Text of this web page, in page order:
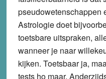
pseudowetenschappen
Astrologie doet
toetsbare uitspraken,
wanneer je naar
kijken. Toetsbaar ja,
tests ho maar.